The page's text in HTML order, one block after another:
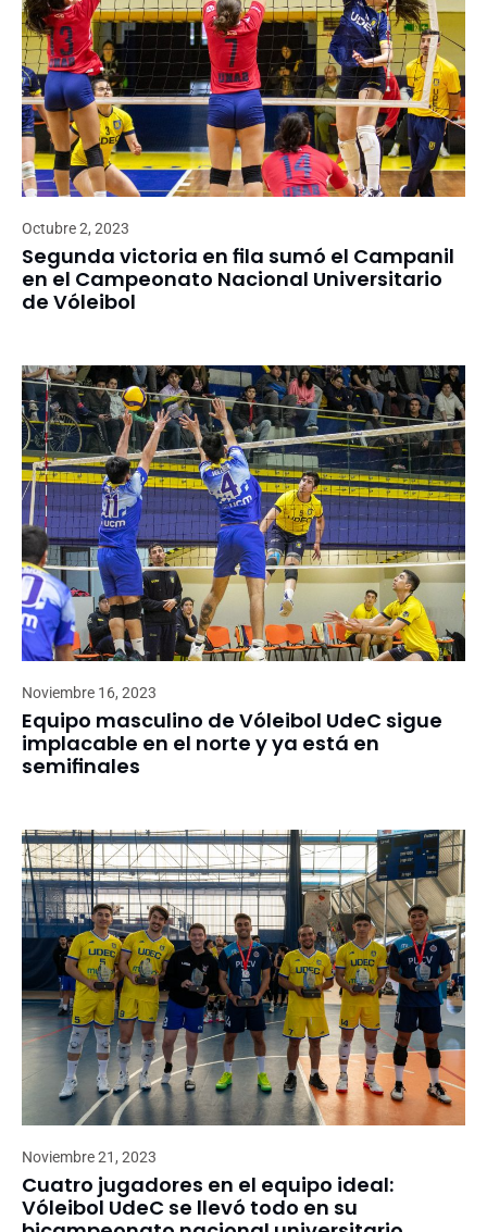
Octubre 2, 2023
Segunda victoria en fila sumó el Campanil
en el Campeonato Nacional Universitario
de Vóleibol
Noviembre 16, 2023
Equipo masculino de Vóleibol UdeC sigue
implacable en el norte y ya está en
semifinales
Noviembre 21, 2023
Cuatro jugadores en el equipo ideal:
Vóleibol UdeC se llevó todo en su